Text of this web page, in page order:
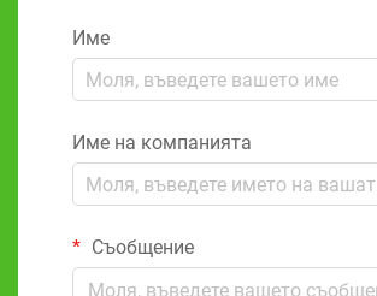
Име
Име на компанията
Съобщение